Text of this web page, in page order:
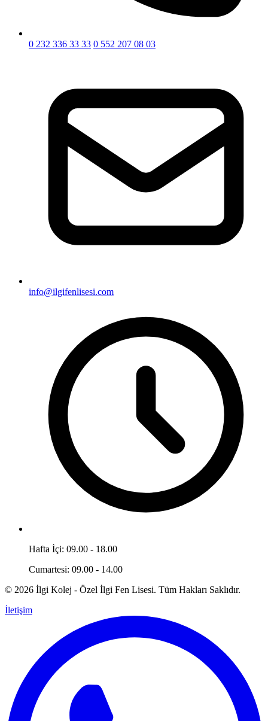
0 232 336 33 33 0 552 207 08 03
info@ilgifenlisesi.com
Hafta İçi: 09.00 - 18.00
Cumartesi: 09.00 - 14.00
© 2026 İlgi Kolej - Özel İlgi Fen Lisesi. Tüm Hakları Saklıdır.
İletişim